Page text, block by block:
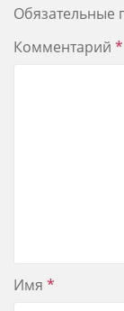
Обязательные
Комментарий *
Имя *